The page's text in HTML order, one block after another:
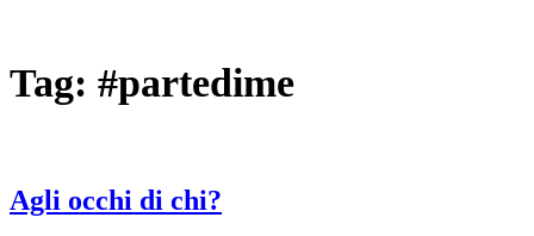
Tag: #partedime
Agli occhi di chi?